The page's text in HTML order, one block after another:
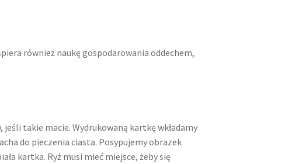
również naukę gospodarowania oddechem,
takie macie. Wydrukowaną kartkę wkładamy
do pieczenia ciasta. Posypujemy obrazek
kartka. Ryż musi mieć miejsce, żeby się